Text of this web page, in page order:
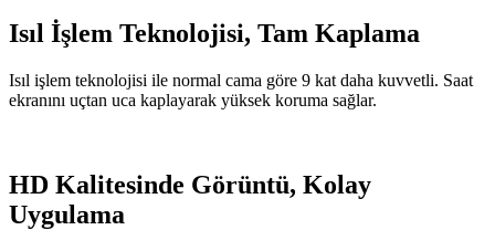
Isıl İşlem Teknolojisi, Tam Kaplama
Isıl işlem teknolojisi ile normal cama göre 9 kat daha kuvvetli. Saat
ekranını uçtan uca kaplayarak yüksek koruma sağlar.
HD Kalitesinde Görüntü, Kolay
Uygulama